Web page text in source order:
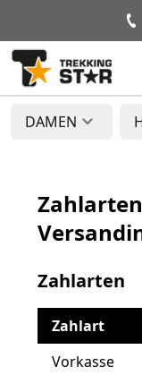
DAMEN
Zahlarten
Zahlart
Vorkasse